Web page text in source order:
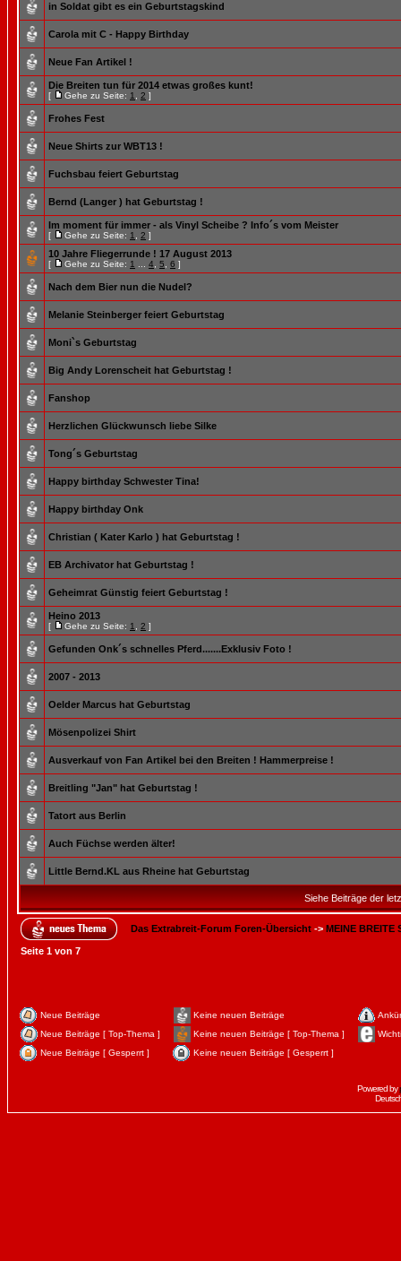
in Soldat gibt es ein Geburtstagskind
Carola mit C - Happy Birthday
Neue Fan Artikel !
Die Breiten tun für 2014 etwas großes kunt!
[ Gehe zu Seite: 1 2 ]
Frohes Fest
Neue Shirts zur WBT13 !
Fuchsbau feiert Geburtstag
Bernd (Langer ) hat Geburtstag !
Im moment für immer - als Vinyl Scheibe ? Info´s vom Meister
[ Gehe zu Seite: 1 2 ]
10 Jahre Fliegerrunde ! 17 August 2013
[ Gehe zu Seite: 1 4 5 6 ]
Nach dem Bier nun die Nudel?
Melanie Steinberger feiert Geburtstag
Moni`s Geburtstag
Big Andy Lorenscheit hat Geburtstag !
Fanshop
Herzlichen Glückwunsch liebe Silke
Tong´s Geburtstag
Happy birthday Schwester Tina!
Happy birthday Onk
Christian ( Kater Karlo ) hat Geburtstag !
EB Archivator hat Geburtstag !
Geheimrat Günstig feiert Geburtstag !
Heino 2013
[ Gehe zu Seite: 1 2 ]
Gefunden Onk´s schnelles Pferd.......Exklusiv Foto !
2007 - 2013
Oelder Marcus hat Geburtstag
Mösenpolizei Shirt
Ausverkauf von Fan Artikel bei den Breiten ! Hammerpreise !
Breitling "Jan" hat Geburtstag !
Tatort aus Berlin
Auch Füchse werden älter!
Little Bernd.KL aus Rheine hat Geburtstag
Siehe Beiträge der
Das Extrabreit-Forum Foren-Übersicht -> MEINE BREITE
Seite 1 von 7
Neue Beiträge Keine neuen Beiträge
Neue Beiträge [ Top-Thema ]
Keine neuen Beiträge [ Top-Thema ]
Neue Beiträge [ Gesperrt ]
Keine neuen Beiträge [ Gesperrt ]
Powered by